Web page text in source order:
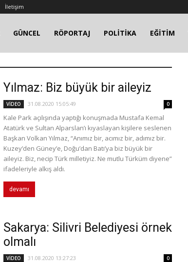
İletişim
GÜNCEL RÖPORTAJ POLİTİKA EĞİTİM
Yılmaz: Biz büyük bir aileyiz
VİDEO 31.08.2020 15:05:49 0
Kale Park açılışında yaptığı konuşmada Mustafa Kemal
Atatürk ve Sultan Alparslan’ı kıyaslayan kişilere seslenen
Başkan Volkan Yılmaz, “Anımız bir, acımız bir, adımız bir.
Kuzey’den Güney’e, Doğu’dan Batı’ya biz büyük bir
aileyiz. Biz, necip Türk milletiyiz. Ne mutlu Türküm diyene”
ifadeleriyle alkış aldı.
devamı
Sakarya: Silivri Belediyesi örnek
olmalı
VİDEO 31.08.2020 13:27:23 0